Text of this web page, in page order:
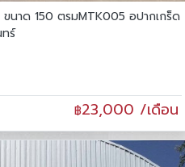
ขนาด 150 ตรมMTK005 อปากเกร็ด
ร์
฿23,000 /เดือน